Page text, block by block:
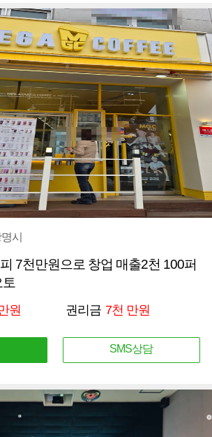
시
7천만원으로 창업 매출2천 100퍼
원 권리금 7천 만원
SMS상담